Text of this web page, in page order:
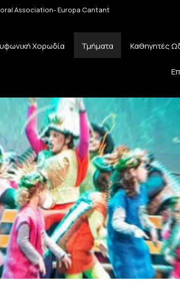
Association- Europa Cantant
Χορωδία Τμήματα Καθηγητές